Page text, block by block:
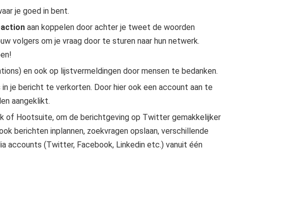
je goed in bent.
aan koppelen door achter je tweet de woorden
volgers om je vraag door te sturen naar hun netwerk.
en ook op lijstvermeldingen door mensen te bedanken.
in je bericht te verkorten. Door hier ook een account aan te
aangeklikt.
of Hootsuite, om de berichtgeving op Twitter gemakkelijker
berichten inplannen, zoekvragen opslaan, verschillende
accounts (Twitter, Facebook, Linkedin etc.) vanuit één